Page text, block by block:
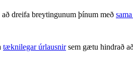
dreifa breytingunum þínum með
tæknilegar úrlausnirsem gætu hindrað